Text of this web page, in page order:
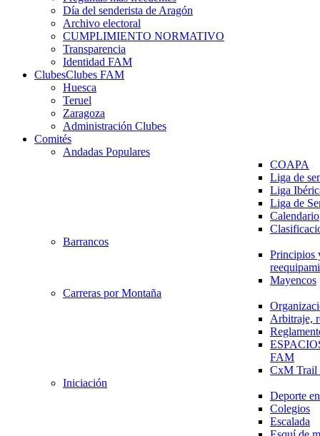
Día del senderista de Aragón
Archivo electoral
CUMPLIMIENTO NORMATIVO
Transparencia
Identidad FAM
ClubesClubes FAM
Huesca
Teruel
Zaragoza
Administración Clubes
Comités
Andadas Populares
COAPA
Liga de
Liga
Liga de
Calendario
Barrancos
Principios
Mayencos
Carreras por Montaña
Arbitraje,
FAM
CxM
Iniciación
Deporte
Colegios
Escalada